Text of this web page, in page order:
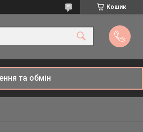
Кошик
та обмін